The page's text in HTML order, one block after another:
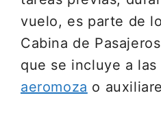
vuelo, es parte de
Cabina de
que se incluye a las
aeromoza o